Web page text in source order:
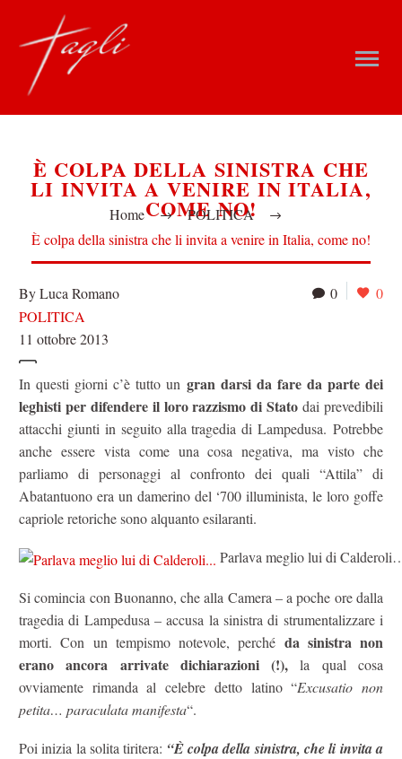
È COLPA DELLA SINISTRA CHE
LI INVITA A VENIRE IN ITALIA,
COME NO!
Home
POLITICA
È colpa della sinistra che li invita a venire in Italia, come no!
0 0
By Luca Romano
POLITICA
11 ottobre 2013
In questi giorni c’è tutto un gran darsi da fare da parte dei
leghisti per difendere il loro razzismo di Stato dai prevedibili
attacchi giunti in seguito alla tragedia di Lampedusa. Potrebbe
anche essere vista come una cosa negativa, ma visto che
parliamo di personaggi al confronto dei quali “Attila” di
Abatantuono era un damerino del ‘700 illuminista, le loro goffe
capriole retoriche sono alquanto esilaranti.
Parlava meglio lui di
Si comincia con Buonanno, che alla Camera – a poche ore dalla
tragedia di Lampedusa – accusa la sinistra di strumentalizzare i
morti. Con un tempismo notevole, perché da sinistra non
erano ancora arrivate dichiarazioni (!), la qual cosa
ovviamente rimanda al celebre detto latino “Excusatio non
petita… paraculata manifesta“.
Poi inizia la solita tiritera: “È colpa della sinistra, che li invita a